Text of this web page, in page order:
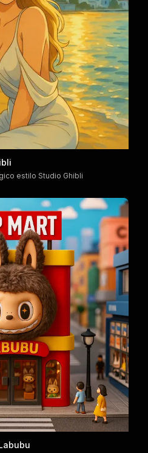
estilo Studio Ghibli